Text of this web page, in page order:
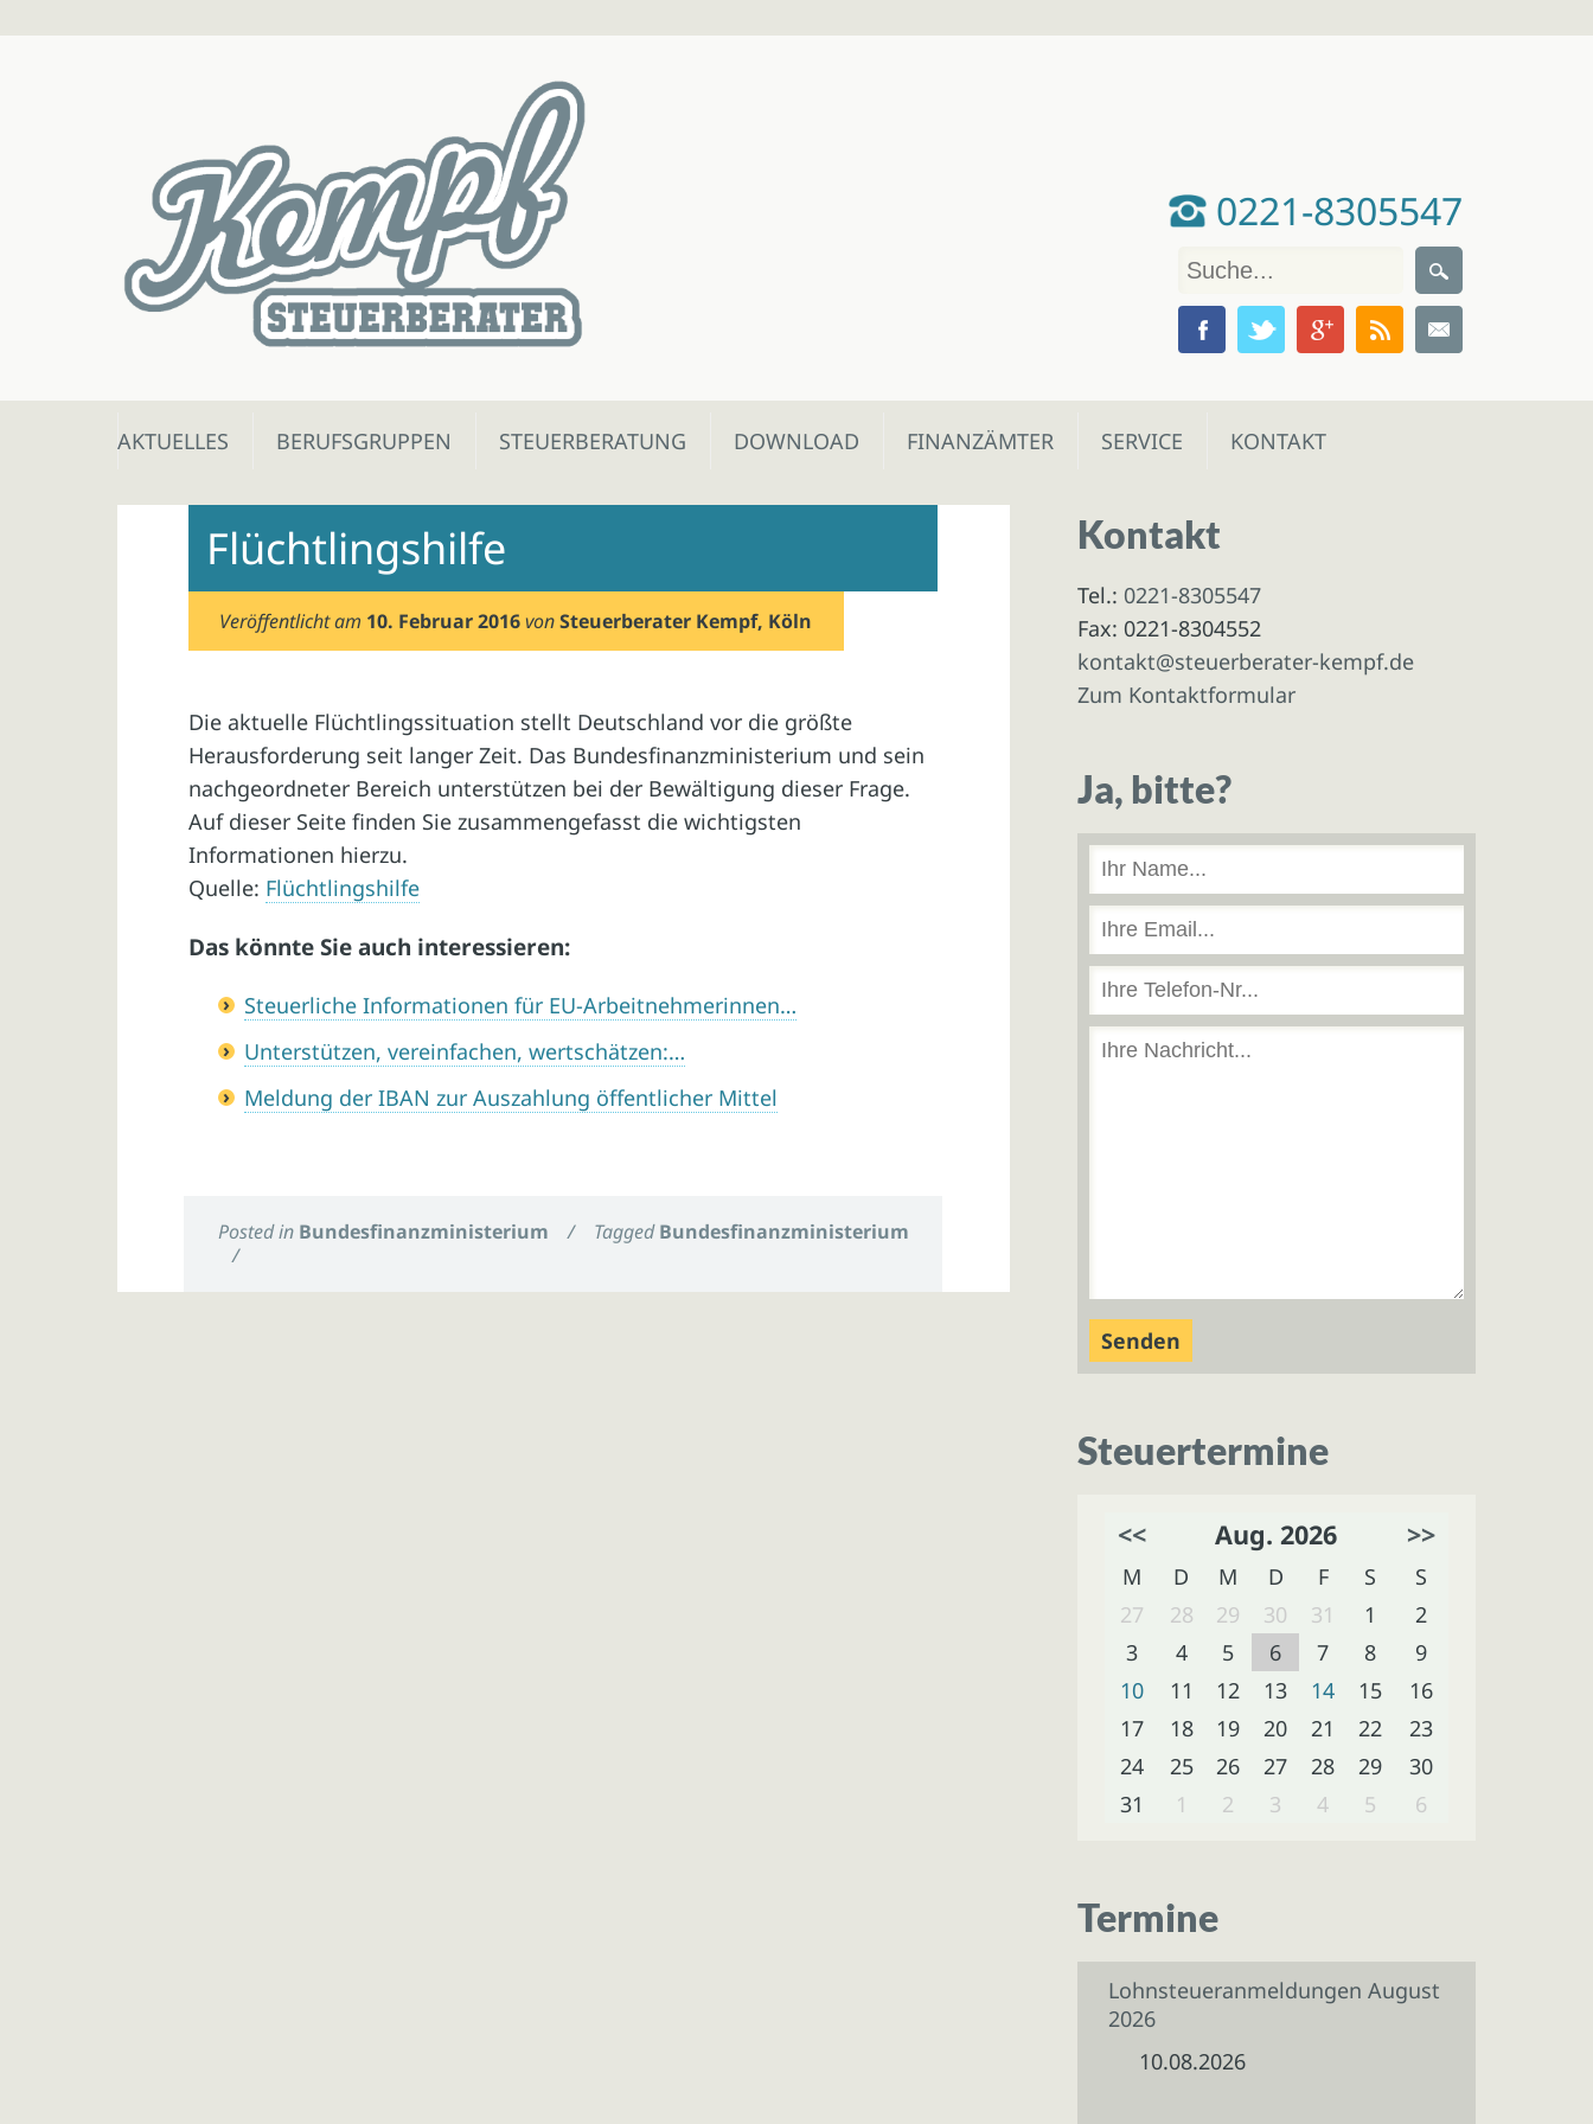
0221-8305547
Skip
AKTUELLES BERUFSGRUPPEN STEUERBERATUNG DOWNLOAD FINANZÄMTER SERVICE KONTAKT
Flüchtlingshilfe
Veröffentlicht am 10. Februar 2016 vonSteuerberater Kempf, Köln
Die aktuelle Flüchtlingssituation stellt Deutschland vor die größte
Herausforderung seit langer Zeit. Das Bundesfinanzministerium und sein
nachgeordneter Bereich unterstützen bei der Bewältigung dieser Frage.
Auf dieser Seite finden Sie zusammengefasst die wichtigsten
Informationen hierzu.
Quelle: Flüchtlingshilfe
Das könnte Sie auch interessieren:
Steuerliche Informationen für EU-Arbeitnehmerinnen…
Unterstützen, vereinfachen, wertschätzen:…
Meldung der IBAN zur Auszahlung öffentlicher Mittel
Posted in Bundesfinanzministerium / TaggedBundesfinanzministerium
/
Kontakt
Tel.: 0221-8305547
Fax: 0221-8304552
kontakt@steuerberater-kempf.de
Zum Kontaktformular
Ja, bitte?
Steuertermine
<< Aug. 2026 >>
M D M D F S
S
27
28 29 30 31 1
2
3
4 5 6 7 8
9
10
11 12 13 14 15
16
17
18 19 20 21 22
23
24
25 26 27 28 29
30
31
1 2 3 4 5 6
Termine
Lohnsteueranmeldungen August
2026
10.08.2026